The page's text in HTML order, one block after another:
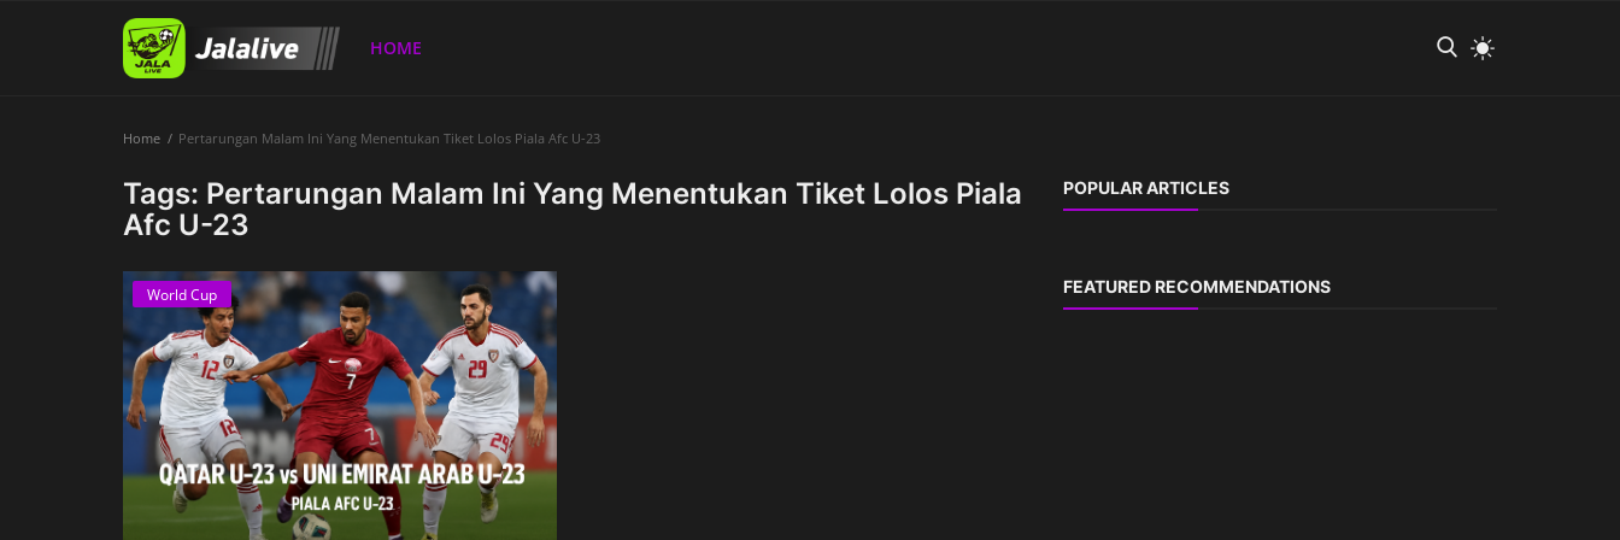
HOME
Home Pertarungan Malam Ini Yang Menentukan Tiket Lolos Piala Afc U-23
Tags: Pertarungan Malam Ini Yang Menentukan Tiket Lolos Piala
Afc U-23
World Cup
POPULAR ARTICLES
FEATURED RECOMMENDATIONS